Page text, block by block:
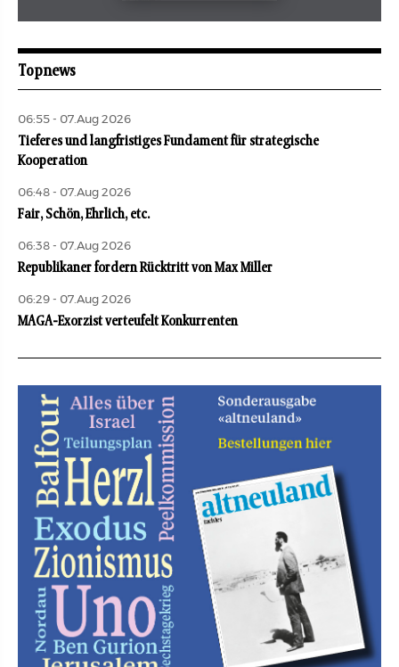
aufbau
Topnews
06:55 - 07.Aug 2026
Tieferes und langfristiges Fundament für strategische
Kooperation
06:48 - 07.Aug 2026
Fair, Schön, Ehrlich, etc.
06:38 - 07.Aug 2026
Republikaner fordern Rücktritt von Max Miller
06:29 - 07.Aug 2026
MAGA-Exorzist verteufelt Konkurrenten